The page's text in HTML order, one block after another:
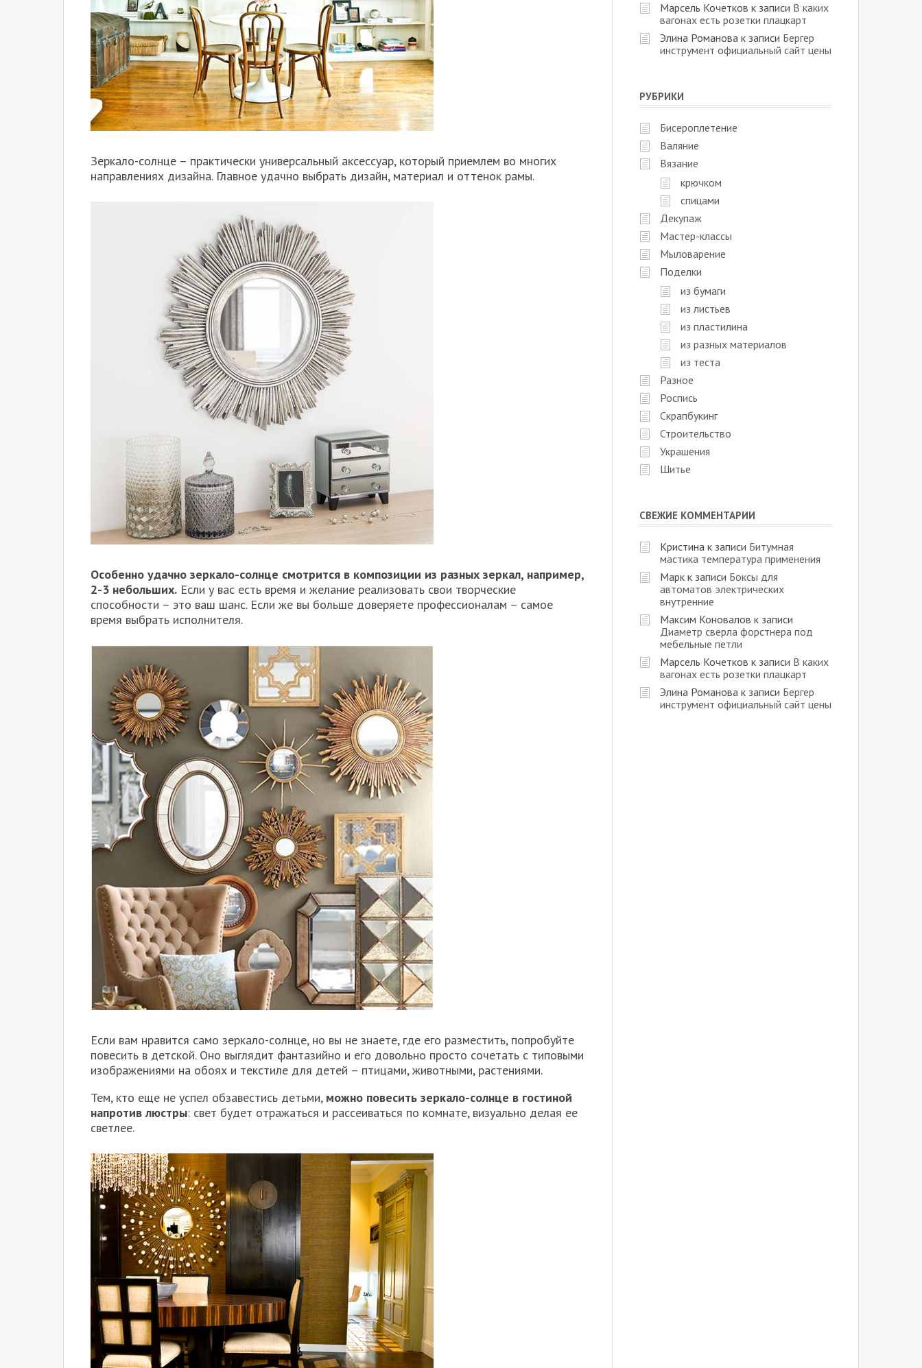
Зеркало-солнце – практически универсальный аксессуар, который приемлем во многих
направлениях дизайна. Главное удачно выбрать дизайн, материал и оттенок рамы.
Особенно удачно зеркало-солнце смотрится в композиции из разных зеркал, например,
2-3 небольших. Если у вас есть время и желание реализовать свои творческие
способности – это ваш шанс. Если же вы больше доверяете профессионалам – самое
время выбрать исполнителя.
Если вам нравится само зеркало-солнце, но вы не знаете, где его разместить, попробуйте
повесить в детской. Оно выглядит фантазийно и его довольно просто сочетать с типовыми
изображениями на обоях и текстиле для детей – птицами, животными, растениями.
Тем, кто еще не успел обзавестись детьми, можно повесить зеркало-солнце в гостиной
напротив люстры: свет будет отражаться и рассеиваться по комнате, визуально делая ее
светлее.
Марсель Кочетков к записи В каких
вагонах есть розетки плацкарт
Элина Романова к записи Бергер
инструмент официальный сайт цены
РУБРИКИ
Бисероплетение
Валяние
Вязание
крючком
спицами
Декупаж
Мастер-классы
Мыловарение
Поделки
из бумаги
из листьев
из пластилина
из разных материалов
из теста
Разное
Роспись
Скрапбукинг
Строительство
Украшения
Шитье
СВЕЖИЕ КОММЕНТАРИИ
Кристина к записи Битумная
мастика температура применения
Марк к записи Боксы для
автоматов электрических
внутренние
Максим Коновалов к записи
Диаметр сверла форстнера под
мебельные петли
Марсель Кочетков к записи В каких
вагонах есть розетки плацкарт
Элина Романова к записи Бергер
инструмент официальный сайт цены